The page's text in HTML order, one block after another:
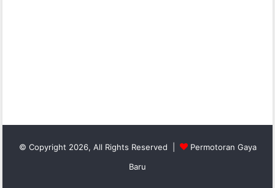
© Copyright 2026, All Rights Reserved |
Permotoran Gaya
Baru